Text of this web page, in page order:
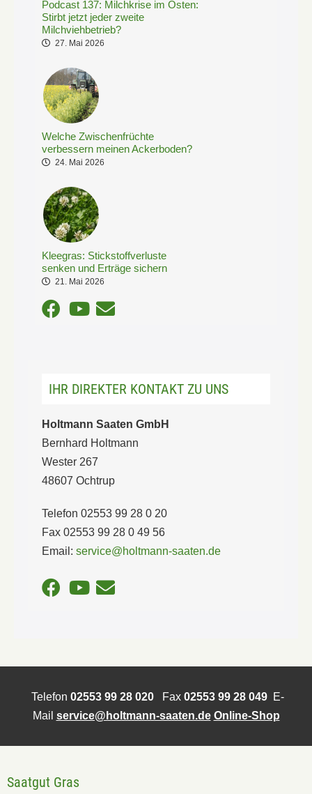
Podcast 137: Milchkrise im Osten:
Stirbt jetzt jeder zweite
Milchviehbetrieb?
27. Mai 2026
Welche Zwischenfrüchte
verbessern meinen Ackerboden?
24. Mai 2026
Kleegras: Stickstoffverluste
senken und Erträge sichern
21. Mai 2026
IHR DIREKTER KONTAKT ZU UNS
Holtmann Saaten GmbH
Bernhard Holtmann
Wester 267
48607 Ochtrup
Telefon 02553 99 28 0 20
Fax 02553 99 28 0 49 56
Email: service@holtmann-saaten.de
Telefon 02553 99 28 020Fax 02553 99 28 049E-
Mail service@holtmann-saaten.de Online-Shop
Saatgut Gras